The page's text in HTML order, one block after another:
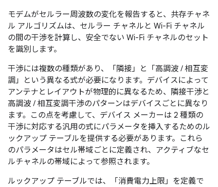
モデムがセルラー周波数の変化を報告すると、共存チャネ
ル アルゴリズムは、セルラー チャネルと Wi-Fi チャネル
の間の干渉を計算し、安全でない Wi-Fi チャネルのセット
を識別します。
干渉には複数の種類があり、「隣接」
と「高調波 / 相互変
調」
という異なる式が必要になります。デバイスによって
アンテナとレイアウトが物理的に異なるため、隣接干渉と
高調波 / 相互変調干渉のパターンはデバイスごとに異なり
ます。この点を考慮して、デバイス メーカーは 2 種類の
干渉に対応する汎用の式にパラメータを挿入するためのル
ックアップ テーブルを提供する必要があります。これら
のパラメータはセル帯域ごとに定義され、アクティブなセ
ルチャネルの帯域によって参照されます。
ルックアップ テーブルでは、「消費電力上限」 を定義で